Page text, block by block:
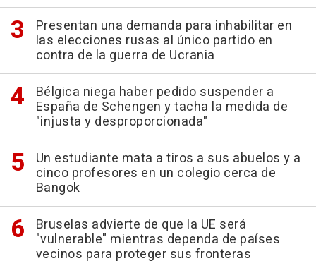
Presentan una demanda para inhabilitar en
las elecciones rusas al único partido en
contra de la guerra de Ucrania
Bélgica niega haber pedido suspender a
España de Schengen y tacha la medida de
"injusta y desproporcionada"
Un estudiante mata a tiros a sus abuelos y a
cinco profesores en un colegio cerca de
Bangok
Bruselas advierte de que la UE será
"vulnerable" mientras dependa de países
vecinos para proteger sus fronteras